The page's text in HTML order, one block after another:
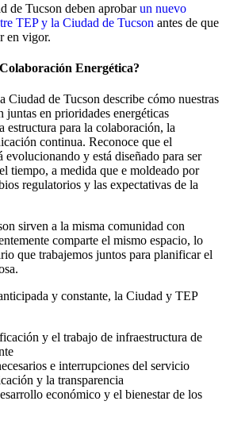
de Tucson deben aprobarun nuevo
TEP y la Ciudad de Tucson antes de que
en vigor.
Energética?
Ciudad de Tucson describe cómo nuestras
juntas en prioridades energéticas
estructura para la colaboración, la
continua. Reconoce que el
evolucionando y está diseñado para ser
tiempo, a medida que e moldeado por
regulatorios y las expectativas de la
sirven a la misma comunidad con
comparte el mismo espacio, lo
que trabajemos juntos para planificar el
y constante, la Ciudad y TEP
y el trabajo de infraestructura de
e interrupciones del servicio
y la transparencia
económico y el bienestar de los